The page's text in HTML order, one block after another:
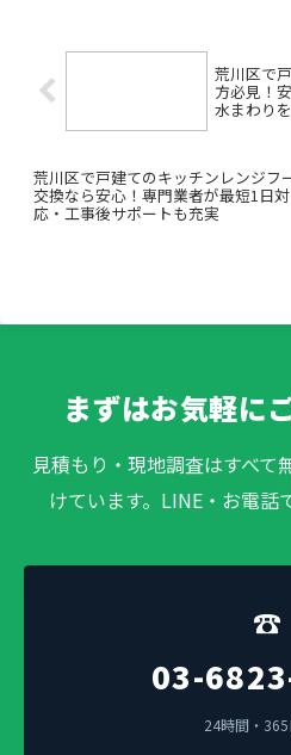
荒川区で
方必見！
水まわり
荒川区で戸建てのキッチンレンジフ
交換なら安心！専門業者が最短1日対
応・工事後サポートも充実
まずはお気軽に
見積もり・現地調査はすべて
けています。LINE・お電話
☎
03-
24時間・